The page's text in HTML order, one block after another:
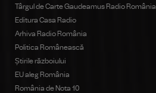
Târgul de Carte Gaudeamus Radio România
Editura Casa Radio
Arhiva Radio România
Politica Românească
Știrile războiului
EU aleg România
România de Nota 10